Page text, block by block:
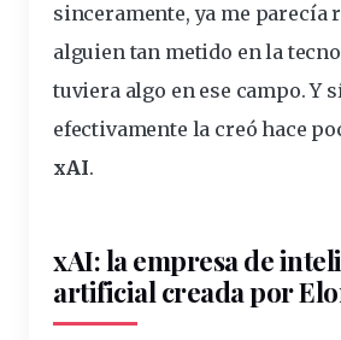
sinceramente, ya me parecía
alguien tan metido en la
tuviera algo en ese campo. Y
efectivamente la creó hace
xAI.
xAI: la empresa de
artificialcreadapor